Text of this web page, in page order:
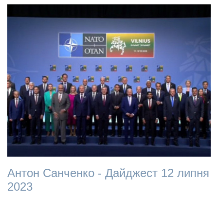
Антон Санченко - Дайджест 12 липня
2023